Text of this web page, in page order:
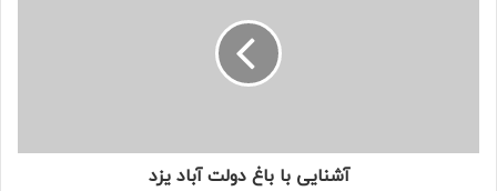
آشنایی با باغ دولت آباد یزد